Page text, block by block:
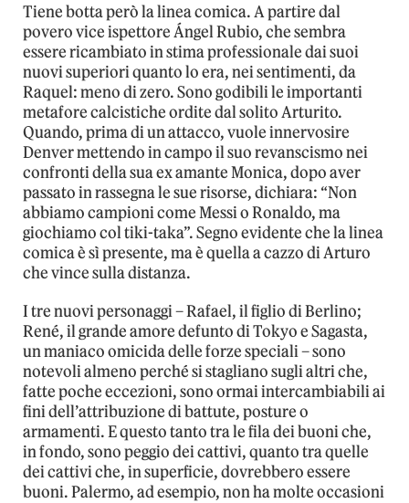
Tiene botta però la linea comica. A partire dal
povero vice ispettore Ángel Rubio, che sembra
essere ricambiato in stima professionale dai suoi
nuovi superiori quanto lo era, nei sentimenti, da
Raquel: meno di zero. Sono godibili le importanti
metafore calcistiche ordite dal solito Arturito.
Quando, prima di un attacco, vuole innervosire
Denver mettendo in campo il suo revanscismo nei
confronti della sua ex amante Monica, dopo aver
passato in rassegna le sue risorse, dichiara: “Non
abbiamo campioni come Messi o Ronaldo, ma
giochiamo col tiki-taka”. Segno evidente che la linea
comica è sì presente, ma è quella a cazzo di Arturo
che vince sulla distanza.
I tre nuovi personaggi – Rafael, il figlio di Berlino;
René, il grande amore defunto di Tokyo e Sagasta,
un maniaco omicida delle forze speciali – sono
notevoli almeno perché si stagliano sugli altri che,
fatte poche eccezioni, sono ormai intercambiabili ai
fini dell’attribuzione di battute, posture o
armamenti. E questo tanto tra le fila dei buoni che,
in fondo, sono peggio dei cattivi, quanto tra quelle
dei cattivi che, in superficie, dovrebbero essere
buoni. Palermo, ad esempio, non ha molte occasioni